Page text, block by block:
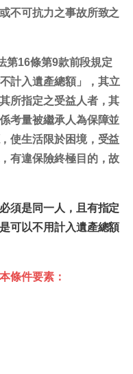
不可抗力之事故所致之
第16條第9款前段規定
計入遺產總額」
，其立
所指定之受益人者，其
考量被繼承人為保障並
使生活限於困境，受益
有違保險終極目的，故
須是同一人，且有指定
可以不用計入遺產總額
條件要素：